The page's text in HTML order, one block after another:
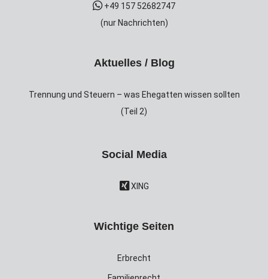
+49 157 52682747
(nur Nachrichten)
Aktuelles / Blog
Trennung und Steuern – was Ehegatten wissen sollten
(Teil 2)
Social Media
XING
Wichtige Seiten
Erbrecht